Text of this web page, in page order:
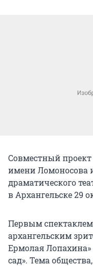
Совместный проект
имени Ломоносова
драматического
в Архангельске 29
Первым
архангельским
Ермолая
сад». Тема